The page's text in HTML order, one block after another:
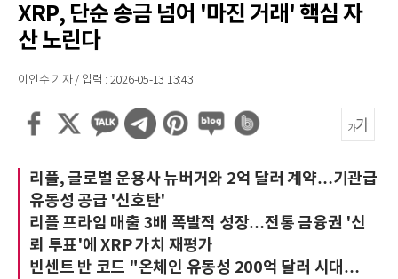
XRP, 단순 송금 넘어 '마진 거래' 핵심 자
산 노린다
이인수 기자 / 입력 : 2026-05-13 13:43
리플, 글로벌 운용사 뉴버거와 2억 달러 계약…기관급
유동성 공급 '신호탄'
리플 프라임 매출 3배 폭발적 성장…전통 금융권 '신
뢰 투표'에 XRP 가치 재평가
빈센트 반 코드 "온체인 유동성 200억 달러 시대…